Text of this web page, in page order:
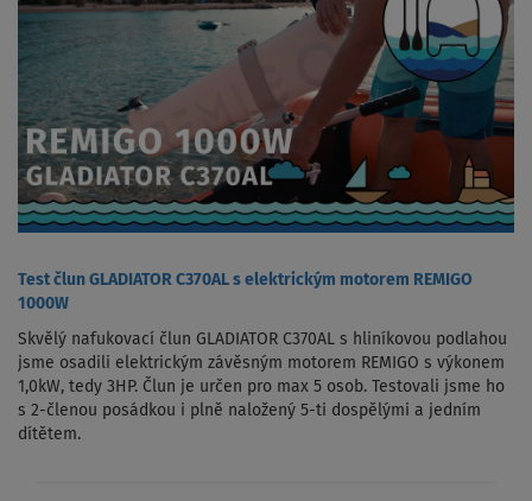
Test člun GLADIATOR C370AL s elektrickým motorem REMIGO
1000W
Skvělý nafukovací člun GLADIATOR C370AL s hliníkovou podlahou
jsme osadili elektrickým závěsným motorem REMIGO s výkonem
1,0kW, tedy 3HP. Člun je určen pro max 5 osob. Testovali jsme ho
s 2-členou posádkou i plně naložený 5-ti dospělými a jedním
dítětem.